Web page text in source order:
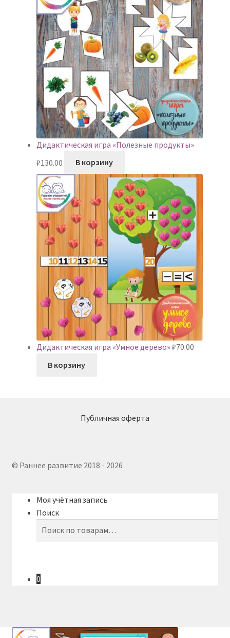
Дидактическая игра «Полезные продукты»
₽130.00 В корзину
Дидактическая игра «Умное дерево»₽70.00
В корзину
Публичная оферта
© Раннее развитие 2018 - 2026
Моя учётная запись
Поиск
0